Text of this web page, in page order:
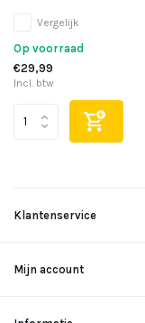
Vergelijk
Op voorraad
€29,99
Incl. btw
Klantenservice
Mijn account